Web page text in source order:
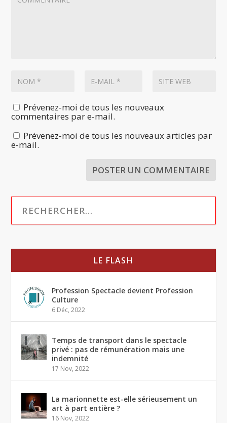
Prévenez-moi de tous les nouveaux
commentaires par e-mail.
Prévenez-moi de tous les nouveaux articles par
e-mail.
LE FLASH
Profession Spectacle devient Profession
Culture
6 Déc, 2022
Temps de transport dans le spectacle
privé : pas de rémunération mais une
indemnité
17 Nov, 2022
La marionnette est-elle sérieusement un
art à part entière ?
16 Nov, 2022